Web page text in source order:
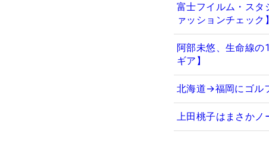
富士フイルム・スタ
ァッションチェック】
阿部未悠、生命線の
ギア】
北海道→福岡にゴル
上田桃子はまさか